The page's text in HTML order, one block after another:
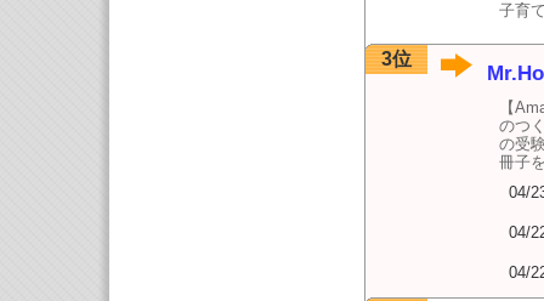
子育
3位
【
のつ
の受
冊子
04/
04/
04/